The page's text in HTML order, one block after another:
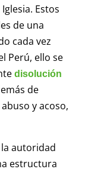
Estos
de una
cada vez
Perú, ello se
disolución
de
y acoso,
autoridad
estructura